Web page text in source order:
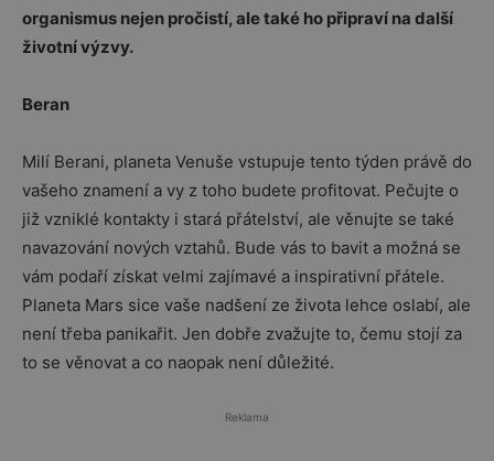
organismus nejen pročistí, ale také ho připraví na další
životní výzvy.
Beran
Milí Berani, planeta Venuše vstupuje tento týden právě do
vašeho znamení a vy z toho budete profitovat. Pečujte o
již vzniklé kontakty i stará přátelství, ale věnujte se také
navazování nových vztahů. Bude vás to bavit a možná se
vám podaří získat velmi zajímavé a inspirativní přátele.
Planeta Mars sice vaše nadšení ze života lehce oslabí, ale
není třeba panikařit. Jen dobře zvažujte to, čemu stojí za
to se věnovat a co naopak není důležité.
Reklama